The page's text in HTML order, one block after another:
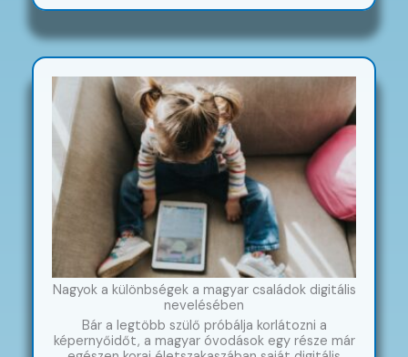
Nagyok a különbségek a magyar családok digitális
nevelésében
Bár a legtöbb szülő próbálja korlátozni a
képernyőidőt, a magyar óvodások egy része már